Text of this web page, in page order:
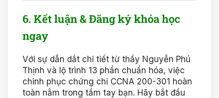
6. Kết luận & Đăng ký khóa học
ngay
Với sự dẫn dắt chi tiết từ thầy Nguyễn Phú
Thịnh và lộ trình 13 phần chuẩn hóa, việc
chinh phục chứng chỉ CCNA 200-301 hoàn
toàn nằm trong tầm tay bạn. Hãy bắt đầu